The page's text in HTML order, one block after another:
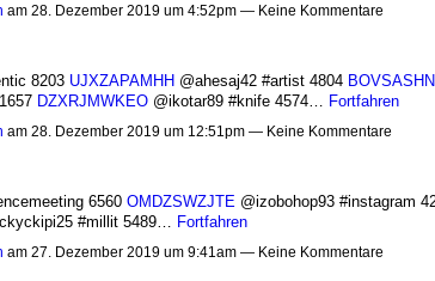
am 28. Dezember 2019 um 4:52pm — Keine Kommentare
8203 UJXZAPAMHH @ahesaj42 #artist 4804
DZXRJMWKEO@ikotar89 #knife 4574… Fortfahren
am 28. Dezember 2019 um 12:51pm — Keine Kommentare
6560 OMDZSWZJTE@izobohop93 #instagram
#millit 5489… Fortfahren
am 27. Dezember 2019 um 9:41am — Keine Kommentare